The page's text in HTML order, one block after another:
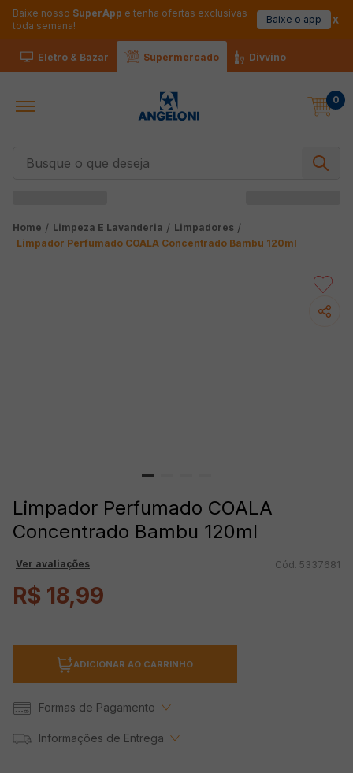
Baixe nosso SuperApp e tenha ofertas exclusivas
toda semana!
Baixe o app
Eletro & Bazar Supermercado Divvino
0
Limpeza E Lavanderia
Limpadores
Limpador Perfumado COALA Concentrado Bambu 120ml
Limpador Perfumado COALA
Concentrado Bambu 120ml
Ver avaliações 5337681
R$ 18,99
ADICIONAR AO CARRINHO
Formas de Pagamento
Informações de Entrega